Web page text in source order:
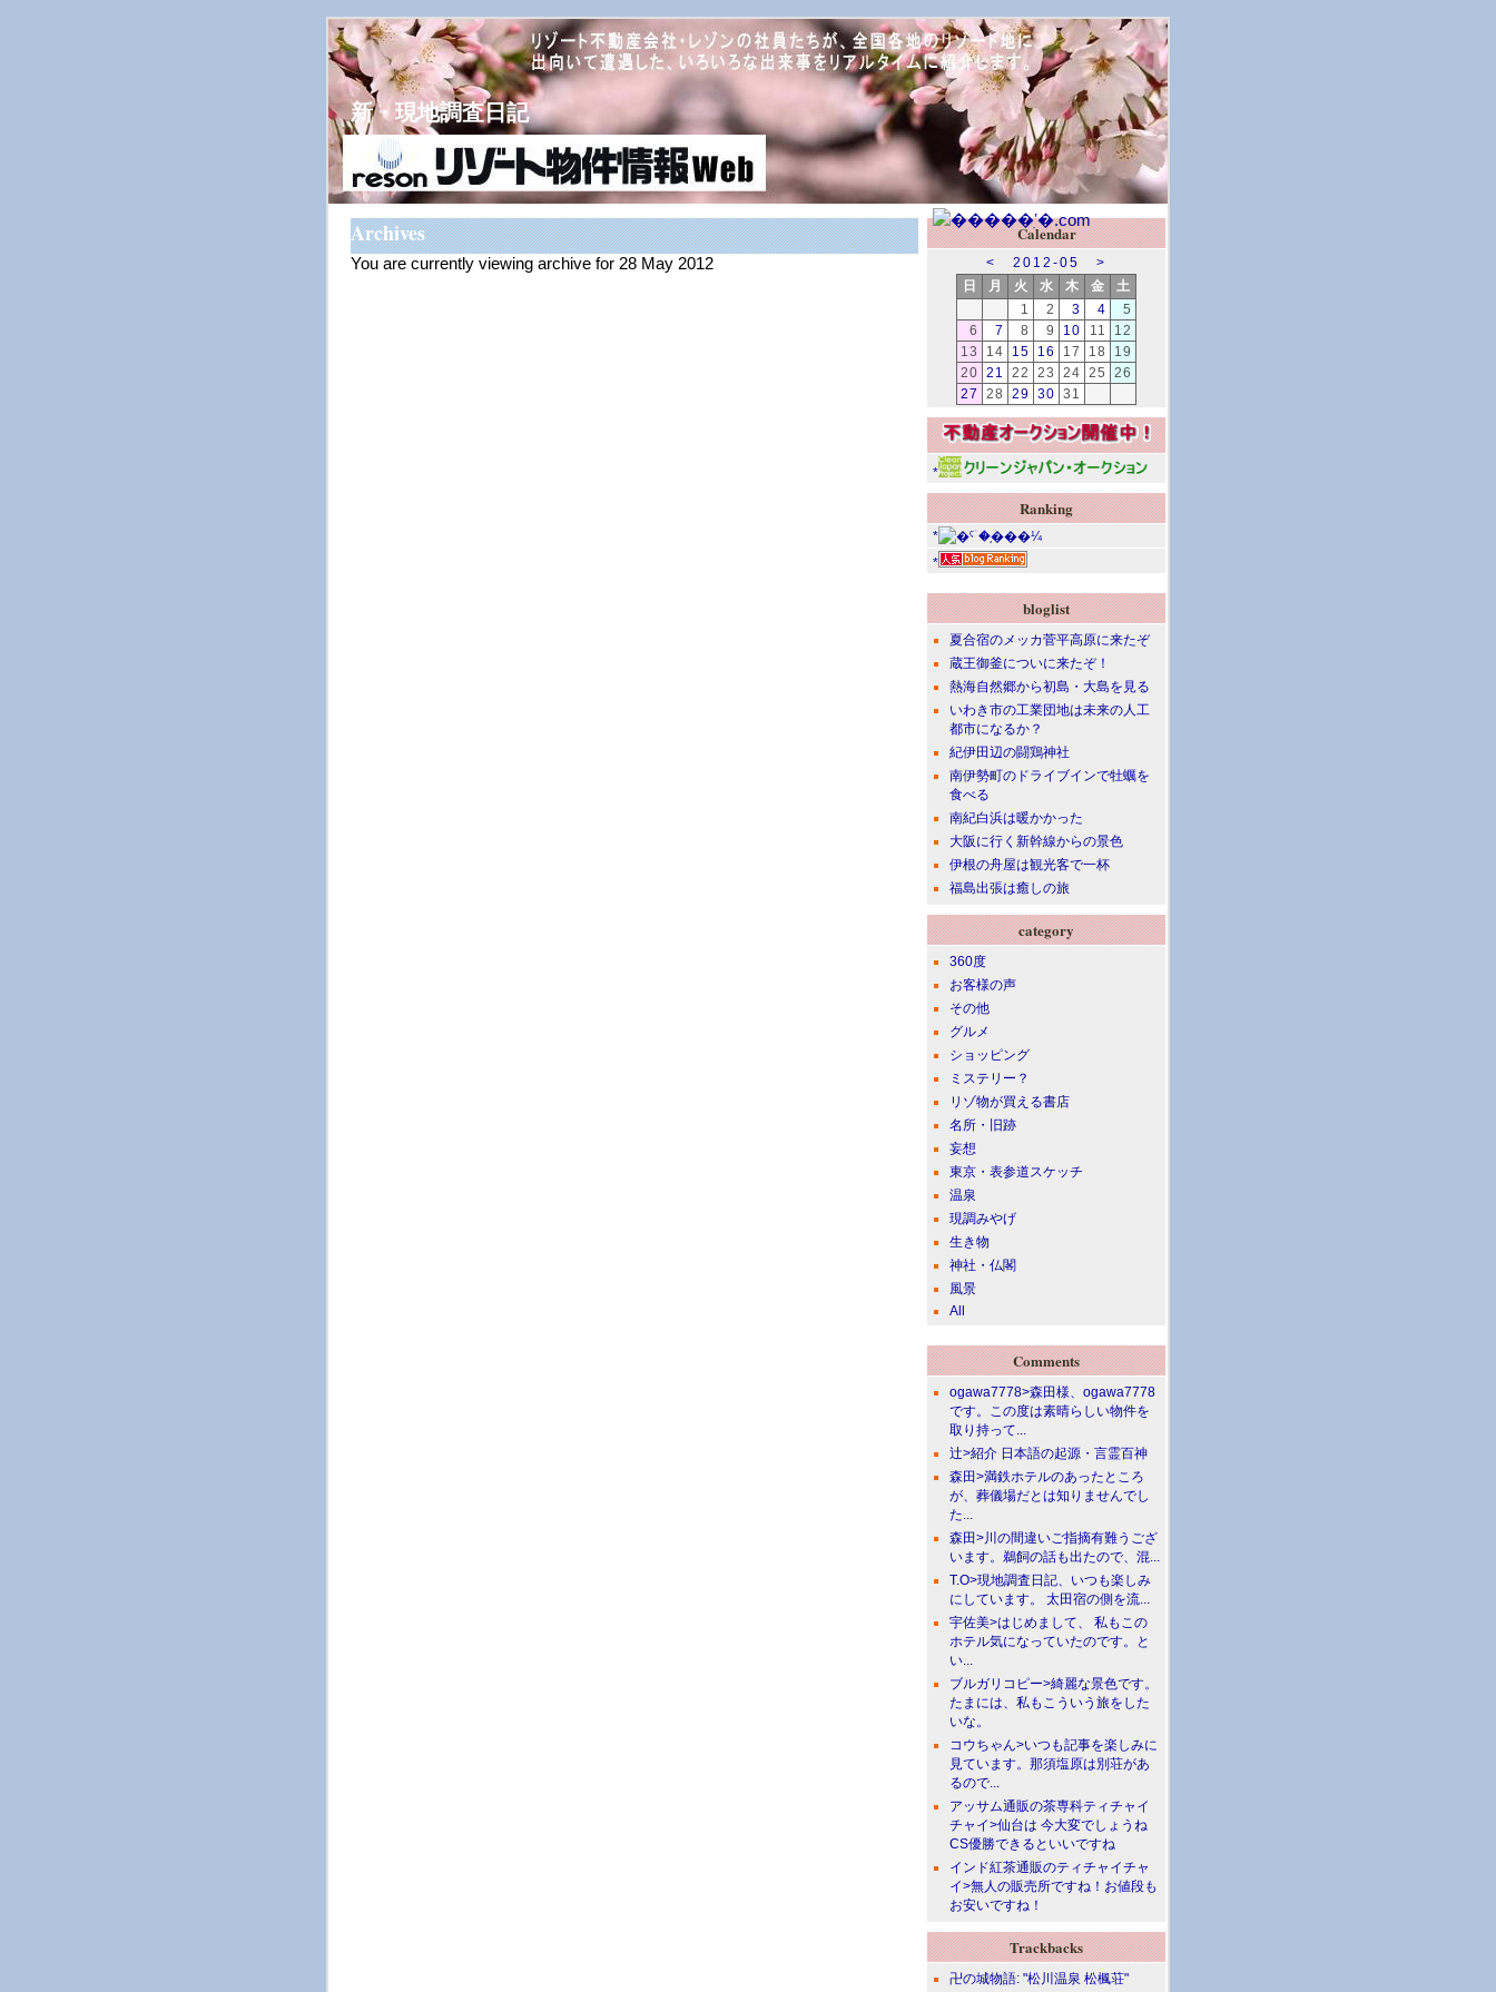
新・現地調査日記
Archives
You are currently viewing archive for 28 May 2012
Calendar
< 2012-05
>
日
月 火 水 木 金
土
1
2 3 4
5
6
7 8 9 10 11
12
13
14 15 16 17 18
19
20 21 22 23 24 25
26
27
28 29 30 31
*
Ranking
*
*
bloglist
夏合宿のメッカ菅平高原に来たぞ
蔵王御釜についに来たぞ！
熱海自然郷から初島・大島を見る
いわき市の工業団地は未来の人工
都市になるか？
紀伊田辺の闘鶏神社
南伊勢町のドライブインで牡蠣を
食べる
南紀白浜は暖かかった
大阪に行く新幹線からの景色
伊根の舟屋は観光客で一杯
福島出張は癒しの旅
category
360度
お客様の声
その他
グルメ
ショッピング
ミステリー？
リゾ物が買える書店
名所・旧跡
妄想
東京・表参道スケッチ
温泉
現調みやげ
生き物
神社・仏閣
風景
All
Comments
ogawa7778>森田様、ogawa7778
です。この度は素晴らしい物件を
取り持って...
辻>紹介 日本語の起源・言霊百神
森田>満鉄ホテルのあったところ
が、葬儀場だとは知りませんでし
た...
森田>川の間違いご指摘有難うござ
います。鵜飼の話も出たので、混...
T.O>現地調査日記、いつも楽しみ
にしています。 太田宿の側を流...
宇佐美>はじめまして、 私もこの
ホテル気になっていたのです。と
い...
ブルガリコピー>綺麗な景色です。
たまには、私もこういう旅をした
いな。
コウちゃん>いつも記事を楽しみに
見ています。那須塩原は別荘があ
るので...
アッサム通販の茶専科ティチャイ
チャイ>仙台は 今大変でしょうね
CS優勝できるといいですね
インド紅茶通販のティチャイチャ
イ>無人の販売所ですね！お値段も
お安いですね！
Trackbacks
卍の城物語: "松川温泉 松楓荘"